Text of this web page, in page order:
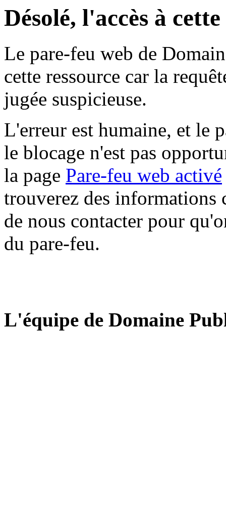
Désolé, l'accès à
Le pare-feu web de
cette ressource car la
jugée suspicieuse.
L'erreur est humaine, et le
le blocage n'est pas
la page Pare-feu web activé
trouverez des informations
de nous contacter pour
du pare-feu.
L'équipe de Domaine